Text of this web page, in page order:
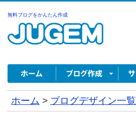
無料ブログをかんたん作成
ホーム > ブログデザイン一覧